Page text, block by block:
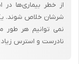
این تحقیق استفاده کرد.
از خطر بیماری‌ها در
شرشان خلاص شوند.
نمی ‌توانیم هر طور
نادرست و استرس زیاد